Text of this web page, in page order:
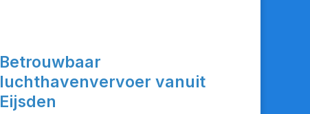
Betrouwbaar
luchthavenvervoer vanuit
Eijsden